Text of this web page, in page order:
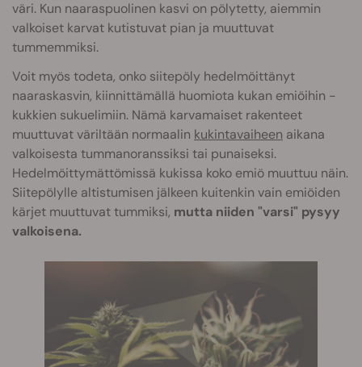
väri. Kun naaraspuolinen kasvi on pölytetty, aiemmin
valkoiset karvat kutistuvat pian ja muuttuvat
tummemmiksi.
Voit myös todeta, onko siitepöly hedelmöittänyt
naaraskasvin, kiinnittämällä huomiota kukan emiöihin -
kukkien sukuelimiin. Nämä karvamaiset rakenteet
muuttuvat väriltään normaalin kukintavaiheen aikana
valkoisesta tummanoranssiksi tai punaiseksi.
Hedelmöittymättömissä kukissa koko emiö muuttuu näin.
Siitepölylle altistumisen jälkeen kuitenkin vain emiöiden
kärjet muuttuvat tummiksi, mutta niiden "varsi" pysyy
valkoisena.